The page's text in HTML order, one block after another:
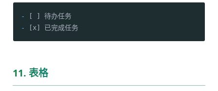
-
-
[x] 已完成任务
11. 表格